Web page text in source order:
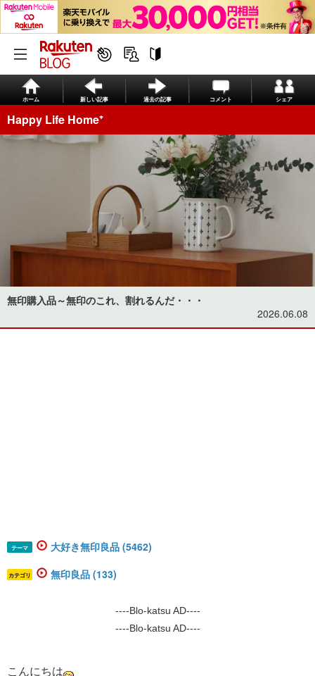
ホーム 新しい記事 過去の記事 コメント シェア
Happy Life Home⁺
無印購入品～無印のこれ、割れるんだ・・・
2026.06.08
テーマ 大好き無印良品 (5462)
カテゴリ 無印良品 (133)
----Blo-katsu AD----
----Blo-katsu AD----
こんにちは